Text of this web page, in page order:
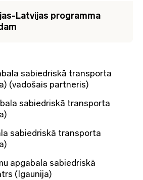
Latvijas programma
sabiedriskā transporta
(vadošais partneris)
sabiedriskā transporta
sabiedriskā transporta
apgabala sabiedriskā
(Igaunija)